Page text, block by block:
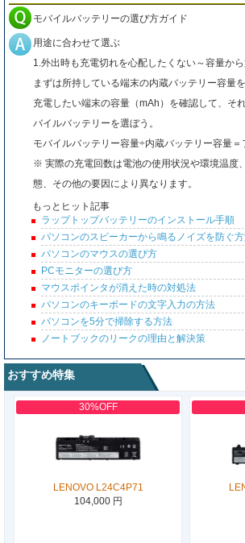
モバイルバッテリーの選び方ガイド
用途に合わせて選ぶ
1.外出時も充電切れを心配したくない～容量か
まずは所持している端末の内蔵バッテリー容量を
充電したい端末の容量（mAh）を確認して、そ
バイルバッテリーを選ぼう。
モバイルバッテリー容量÷内蔵バッテリー容量
※ 実際の充電回数は電池の使用状況や環境温度
態、その他の要因により異なります。
もっとヒット記事
ラップトップバッテリーのインストール手順
パソコンのスピーカーから鳴るノイズを防ぐ
パソコンのマウスの選び方
PCモニターの選び方
マウスポインタが消えた時の対処法
パソコンのキーボードの文字入力の方法
パソコンを5分で掃除する方法
ノートブックのリークの理由と解決策
おすすめ特集
30%OFF
LENOVO L24C4P71
104,000 円